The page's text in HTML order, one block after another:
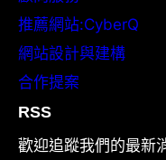
推薦網站:CyberQ
網站設計與建構
合作提案
RSS
歡迎追蹤我們的最新